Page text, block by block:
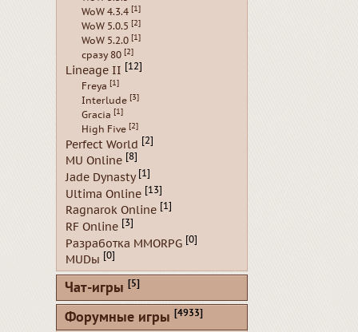
WoW 4.3.4 [1]
WoW 5.0.5 [2]
WoW 5.2.0 [1]
сразу 80 [2]
Lineage II [12]
Freya [1]
Interlude [3]
Gracia [1]
High Five [2]
Perfect World [2]
MU Online [8]
Jade Dynasty [1]
Ultima Online [13]
Ragnarok Online [1]
RF Online [3]
Разработка MMORPG [0]
MUDы [0]
Чат-игры [5]
Форумные игры [4933]